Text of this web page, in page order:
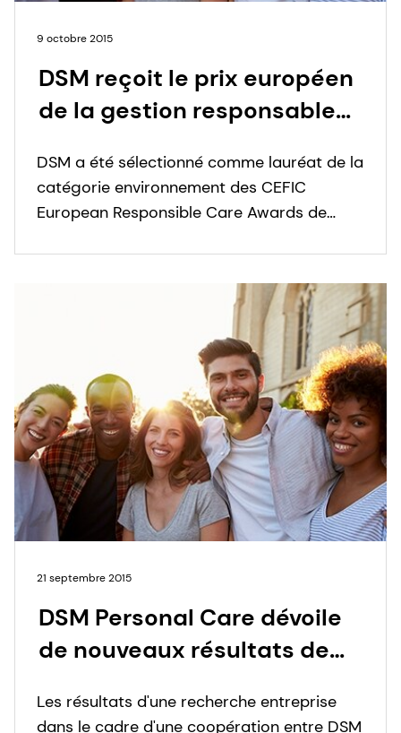
9 octobre 2015
DSM reçoit le prix européen
de la gestion responsable
DSM a été sélectionné comme lauréat de la
catégorie environnement des CEFIC
European Responsible Care Awards de
développement durable sur son site de
21 septembre 2015
DSM Personal Care dévoile
de nouveaux résultats de
cutanée lors de la
Les résultats d'une recherche entreprise
dans le cadre d'une coopération entre DSM